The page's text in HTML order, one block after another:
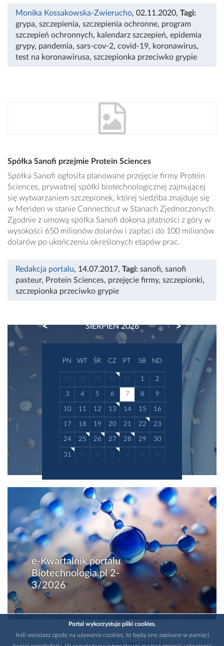
Monika Kossakowska-Zwierucho, 02.11.2020, Tagi:
grypa, szczepienia, szczepienia ochronne, program
szczepień ochronnych, kalendarz szczepień, epidemia
grypy, pandemia, sars-cov-2, covid-19, koronawirus,
test na koronawirusa, szczepionka przeciwko grypie
Spółka Sanofi przejmie Protein Sciences
Spółka Sanofi ogłosiła planowane przejęcie firmy Protein
Sciences, prywatnej spółki biotechnologicznej zajmującej
się wytwarzaniem szczepionek, której siedziba znajduje się
w Meriden w stanie Connecticut w Stanach Zjednoczonych.
Zgodnie z umową spółka Sanofi dokona płatności z góry w
wysokości 650 milionów dolarów i zapłaci do 100 milionów
dolarów po ukończeniu określonych etapów prac.
Redakcja portalu, 14.07.2017, Tagi: sanofi, sanofi
pasteur, Protein Sciences, przejęcie firmy, szczepionki,
szczepionka przeciwko grypie
SIERPIEŃ 2026
PREVIOUS NEXT
PN WT ŚR CZ PT SB ND
27 28 29 30 31 1 2
3 4 5 6 7 8 9
10 11 12 13 14 15 16
17 18 19 20 21 22 23
24 25 26 27 28 29 30
31 1 2 3 4 5 6
e-Kwartalnik portalu
Biotechnologia.pl 2-
3/2026
Portal wykorzystuje pliki cookies.
Jeśli wyrażasz zgodę na używanie cookies, to będą one zapisane w pamięci